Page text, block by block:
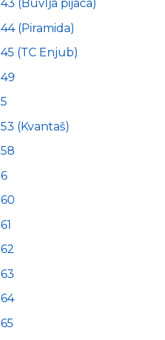
(Buvlja pijaca)
(Piramida)
(TC Enjub)
(Kvantaš)